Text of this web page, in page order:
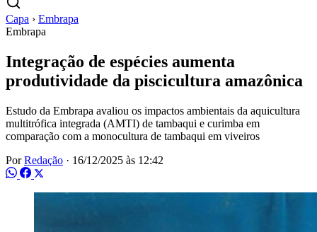
Capa › Embrapa
Embrapa
Integração de espécies aumenta
produtividade da piscicultura amazônica
Estudo da Embrapa avaliou os impactos ambientais da aquicultura
multitrófica integrada (AMTI) de tambaqui e curimba em
comparação com a monocultura de tambaqui em viveiros
PorRedação · 16/12/2025 às 12:42